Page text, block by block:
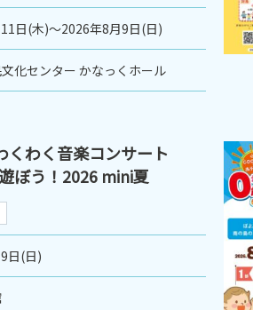
日(木)～2026年8月9日(日)
化センター かなっくホール
くわく音楽コンサート
ぼう！2026 mini夏
日(日)